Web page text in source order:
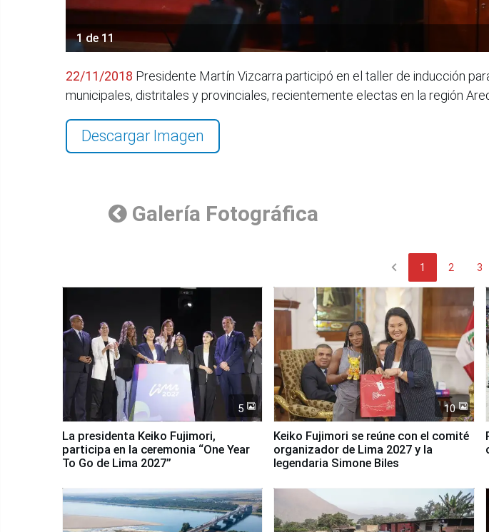
1 de 11
22/11/2018 Presidente Martín Vizcarra participó en el taller de inducción
municipales, distritales y provinciales, recientemente electas en la región
Descargar Imagen
Galería Fotográfica
chevron_left 1 2 3
5
La presidenta Keiko Fujimori,
participa en la ceremonia “One Year
To Go de Lima 2027”
10
Keiko Fujimori se reúne con el comité
organizador de Lima 2027 y la
legendaria Simone Biles